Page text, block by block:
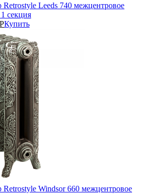
Leeds 740 межцентровое
секция
РКупить
Windsor 660 межцентровое